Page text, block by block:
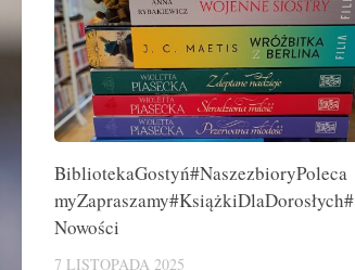
BibliotekaGostyń#NaszezbioryPoleca
myZapraszamy#KsiążkiDlaDorosłych#
Nowości
7 LISTOPADA 2025